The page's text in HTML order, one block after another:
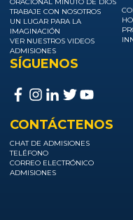
TRABAJE CON NOSOTROS
UN LUGAR PARA LA
IMAGINACIÓN
VER NUESTROS VIDEOS
ADMISIONES
SÍGUENOS
CONTÁCTENOS
CHAT DE ADMISIONES
TELÉFONO
CORREO ELECTRÓNICO
ADMISIONES